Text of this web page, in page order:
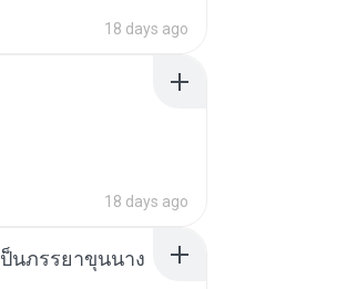
18 days ago
18 days ago
นภรรยาขุนนาง